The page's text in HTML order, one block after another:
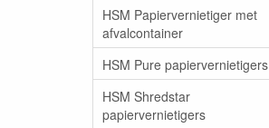
HSM Papiervernietiger met
afvalcontainer
HSM Pure papiervernietigers
HSM Shredstar
papiervernietigers